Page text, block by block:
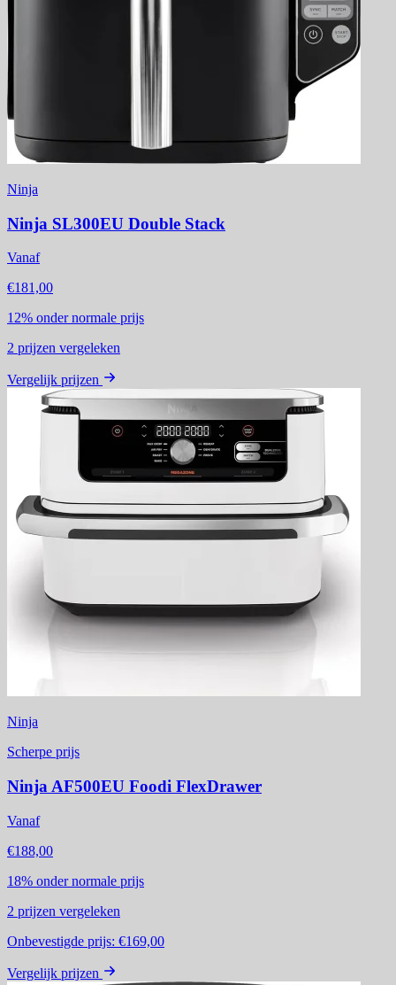
Ninja
Ninja SL300EU Double Stack
Vanaf
€181,00
12% onder normale prijs
2 prijzen vergeleken
Vergelijk prijzen
Ninja
Scherpe prijs
Ninja AF500EU Foodi FlexDrawer
Vanaf
€188,00
18% onder normale prijs
2 prijzen vergeleken
Onbevestigde prijs: €169,00
Vergelijk prijzen